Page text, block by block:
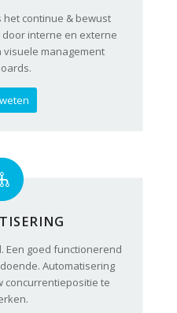
het continue & bewust
interne en externe
visuele management
Een goed functionerend
Automatisering
concurrentiepositie te